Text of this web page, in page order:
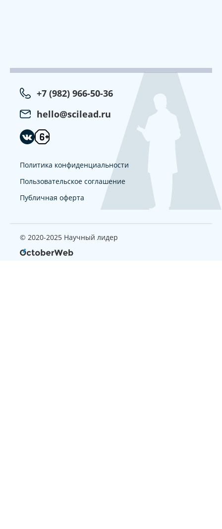
+7 (982) 966-50-36
hello@scilead.ru
Политика конфиденциальности
Пользовательское соглашение
Публичная оферта
© 2020-2025 Научный лидер